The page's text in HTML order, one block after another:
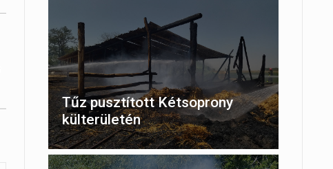
Tűz pusztított Kétsoprony
külterületén